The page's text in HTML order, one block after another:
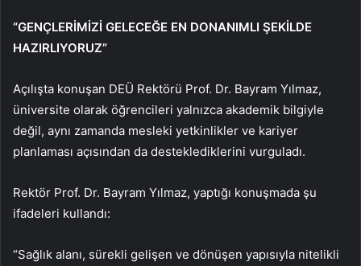
“GENÇLERİMİZİ GELECEĞE EN DONANIMLI ŞEKİLDE
HAZIRLIYORUZ”
Açılışta konuşan DEÜ Rektörü Prof. Dr. Bayram Yılmaz,
üniversite olarak öğrencileri yalnızca akademik bilgiyle
değil, aynı zamanda mesleki yetkinlikler ve kariyer
planlaması açısından da desteklediklerini vurguladı.
Rektör Prof. Dr. Bayram Yılmaz, yaptığı konuşmada şu
ifadeleri kullandı:
“Sağlık alanı, sürekli gelişen ve dönüşen yapısıyla nitelikli